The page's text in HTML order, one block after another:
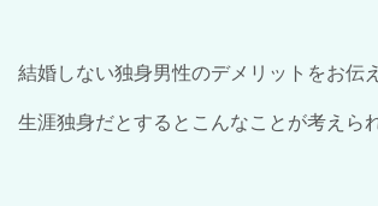
結婚しない独身男性のデメリットをお伝
生涯独身だとするとこんなことが考えら